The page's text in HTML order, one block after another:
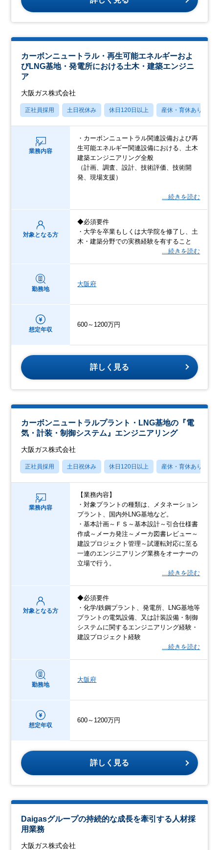
カーボンニュートラル・再生可能エネルギーおよ
びLNG基地・発電所における土木・建築エンジニ
ア
大阪ガス株式会社
正社員採用 土日祝休み 休日120日以上 産休・育休あり
業務内容
・カーボンニュートラル関連設備および再
生可能エネルギー関連設備における、土木
建築エンジニアリング全般
（計画、調査、設計、技術評価、技術開
発、現場支援）
…続きを読む
対象となる方
◆必須要件
・大学を卒業もしくは大学院を修了し、土
木・建築分野での実務経験を有すること
…続きを読む
勤務地
大阪府
想定年収
600～1200万円
詳しく見る
カーボンニュートラルプラント・LNG基地の『電
気・計装・制御システム』エンジニアリング
大阪ガス株式会社
正社員採用 土日祝休み 休日120日以上 産休・育休あり
業務内容
【業務内容】
・対象プラントの種類は、メタネーション
プラント、国内外LNG基地など。
・基本計画～ＦＳ～基本設計～引合仕様書
作成～メーカ発注～メーカ図書レビュー～
建設プロジェクト管理～試運転対応に至る
一連のエンジニアリング業務をオーナーの
立場で行う。
…続きを読む
対象となる方
◆必須要件
・化学/鉄鋼プラント、発電所、LNG基地等
プラントの電気設備、又は計装設備・制御
システムに関するエンジニアリング経験・
建設プロジェクト経験
…続きを読む
勤務地
大阪府
想定年収
600～1200万円
詳しく見る
Daigasグループの持続的な成長を牽引する人材採
用業務
大阪ガス株式会社